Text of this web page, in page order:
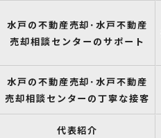
水戸の不動産売却･水戸不動産
売却相談センターのサポート
水戸の不動産売却･水戸不動産
売却相談センターの丁寧な接客
代表紹介